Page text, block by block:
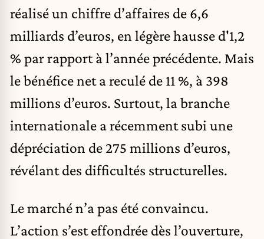
réalisé un chiffre d’affaires de 6,6
milliards d’euros, en légère hausse d'1,2
% par rapport à l’année précédente. Mais
le bénéfice net a reculé de 11 %, à 398
millions d’euros. Surtout, la branche
internationale a récemment subi une
dépréciation de 275 millions d’euros,
révélant des difficultés structurelles.
Le marché n’a pas été convaincu.
L’action s’est effondrée dès l’ouverture,